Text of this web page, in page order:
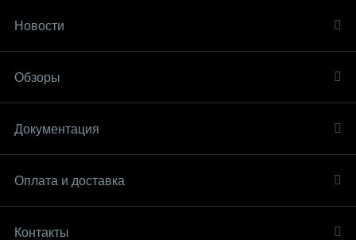
Новости
Обзоры
Документация
Оплата и доставка
Контакты